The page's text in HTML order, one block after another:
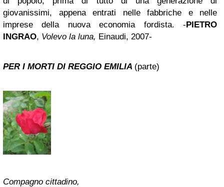
giovanissimi, appena entrati nelle fabbriche e nelle
imprese della nuova economia fordista. -PIETRO
INGRAO, Volevo la luna, Einaudi, 2007-
PER I MORTI DI REGGIO EMILIA (parte)
Compagno cittadino,